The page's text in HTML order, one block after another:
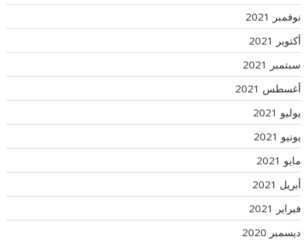
نوفمبر 2021
أكتوبر 2021
سبتمبر 2021
أغسطس 2021
يوليو 2021
يونيو 2021
مايو 2021
أبريل 2021
فبراير 2021
ديسمبر 2020